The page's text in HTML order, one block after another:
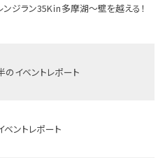
ンジラン35K㏌多摩湖～壁を越える！
のイベントレポート
ベントレポート